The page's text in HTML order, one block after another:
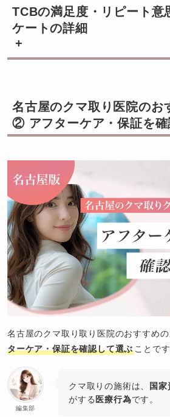
TCBの満足度・リピート意
ケートの詳細
+
名古屋のクマ取り医院のお
② アフターケア・保証を確
名古屋のクマ取り取り医院のおすすめの
ターケア・保証を確認して選ぶ ことです
編集部
クマ取りの施術は、 国家
がする 医療行為です。